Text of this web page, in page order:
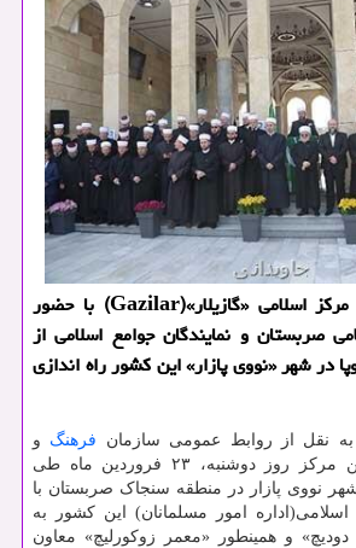
به گزارش جاویدانی مرکز اسلامی «گازیلار»(Gazilar) با حضور
صربستان و نمایندگان جوامع اسلامی از
در شهر «نووی پازار» این کشور راه اندازی
به نقل از روابط عمومی سازمان فرهنگ و
ارتباطات اسلامی، این مرکز روز دوشنبه، ۲۳ فروردین ماه طی
نووی پازار در منطقه سنجاک صربستان با
امور مسلمانان) این کشور به
و همینطور «معمر زوکورلیچ» معاون